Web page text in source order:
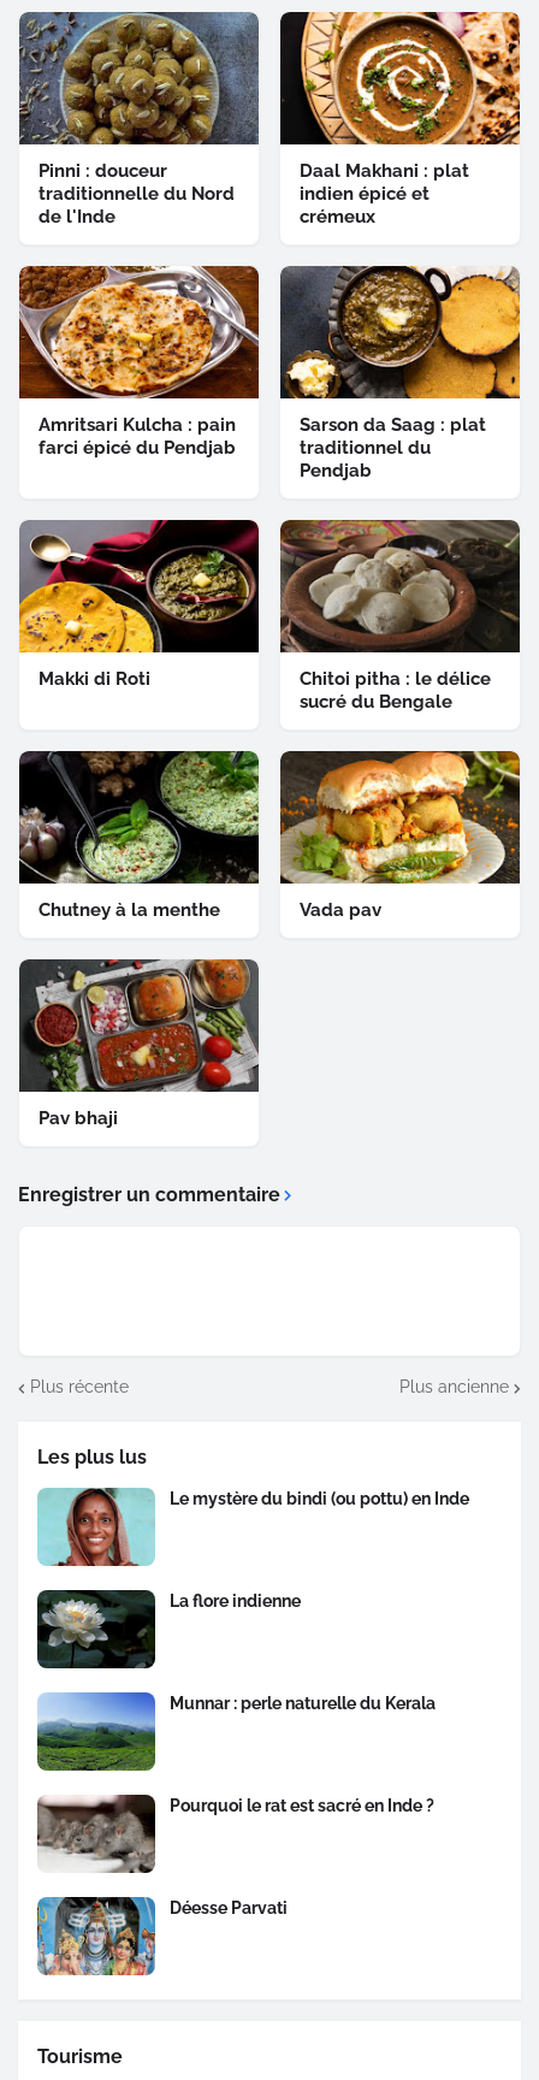
Pinni : douceur
traditionnelle du Nord
de l'Inde
Daal Makhani : plat
indien épicé et
crémeux
Amritsari Kulcha : pain
farci épicé du Pendjab
Sarson da Saag : plat
traditionnel du
Pendjab
Makki di Roti
Chitoi pitha : le délice
sucré du Bengale
Chutney à la menthe Vada pav
Pav bhaji
Enregistrer un commentaire
Plus récente Plus ancienne
Les plus lus
Le mystère du bindi (ou pottu) en Inde
La flore indienne
Munnar : perle naturelle du Kerala
Pourquoi le rat est sacré en Inde ?
Déesse Parvati
Tourisme